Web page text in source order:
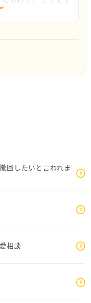
分からない事って
たくなくて、分か
ばかりかかって、
れるのはもったい
回したいと言われま
相談